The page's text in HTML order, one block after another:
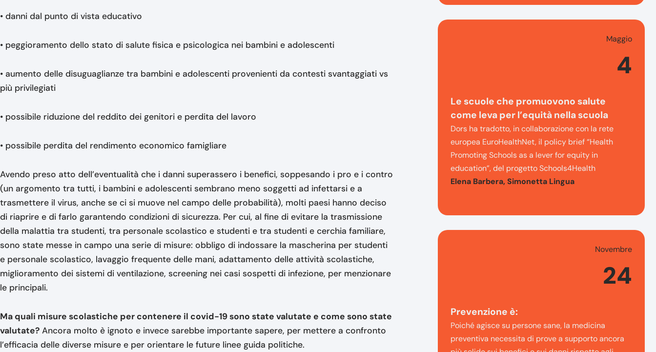
• danni dal punto di vista educativo
• peggioramento dello stato di salute fisica e psicologica nei bambini e adolescenti
• aumento delle disuguaglianze tra bambini e adolescenti provenienti da contesti svantaggiati vs
più privilegiati
• possibile riduzione del reddito dei genitori e perdita del lavoro
• possibile perdita del rendimento economico famigliare
Avendo preso atto dell’eventualità che i danni superassero i benefici, soppesando i pro e i contro
(un argomento tra tutti, i bambini e adolescenti sembrano meno soggetti ad infettarsi e a
trasmettere il virus, anche se ci si muove nel campo delle probabilità), molti paesi hanno deciso
di riaprire e di farlo garantendo condizioni di sicurezza. Per cui, al fine di evitare la trasmissione
della malattia tra studenti, tra personale scolastico e studenti e tra studenti e cerchia familiare,
sono state messe in campo una serie di misure: obbligo di indossare la mascherina per studenti
e personale scolastico, lavaggio frequente delle mani, adattamento delle attività scolastiche,
miglioramento dei sistemi di ventilazione, screening nei casi sospetti di infezione, per menzionare
le principali.
Ma quali misure scolastiche per contenere il covid-19 sono state valutate e come sono state
valutate? Ancora molto è ignoto e invece sarebbe importante sapere, per mettere a confronto
l’efficacia delle diverse misure e per orientare le future linee guida politiche.
Maggio
4
Le scuole che promuovono salute
come leva per l’equità nella scuola
Dors ha tradotto, in collaborazione con la rete
europea EuroHealthNet, il policy brief “Health
Promoting Schools as a lever for equity in
education”, del progetto Schools4Health
Elena Barbera, Simonetta Lingua
Novembre
24
Prevenzione è:
Poiché agisce su persone sane, la medicina
preventiva necessita di prove a supporto ancora